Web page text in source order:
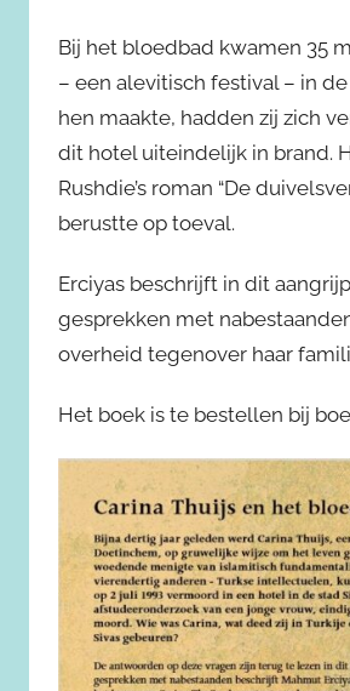
Bij het bloedbad kwamen 35
– een alevitisch festival – in
hen maakte, hadden zij zich
dit hotel uiteindelijk in brand.
Rushdie’s roman “De
berustte op toeval.
Erciyas beschrijft in dit
gesprekken met
overheid tegenover haar
Het boek is te bestellen bij